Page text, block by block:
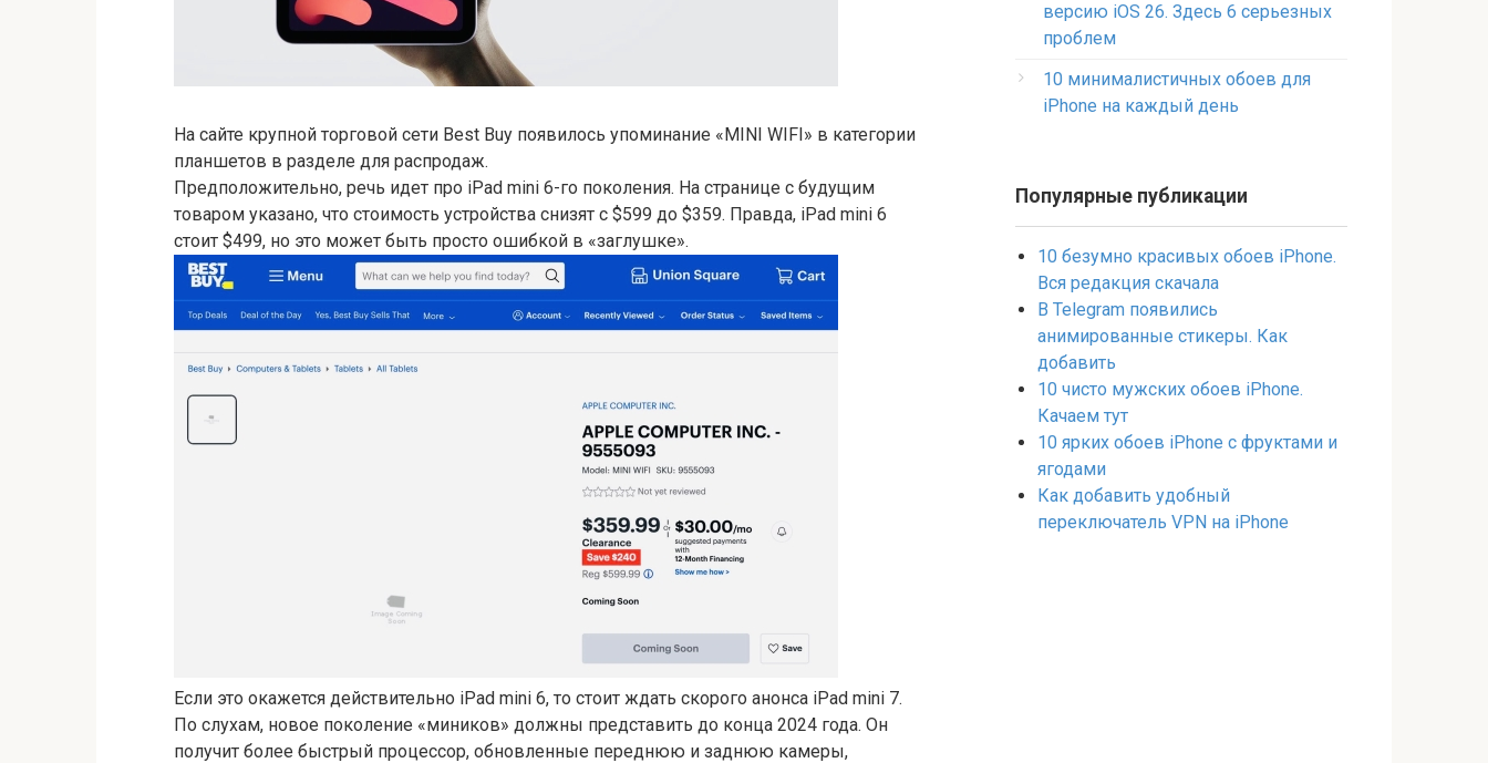
На сайте крупной торговой сети Best Buy появилось упоминание «MINI WIFI» в категории
планшетов в разделе для распродаж.
Предположительно, речь идет про iPad mini 6-го поколения. На странице с будущим
товаром указано, что стоимость устройства снизят с $599 до $359. Правда, iPad mini 6
стоит $499, но это может быть просто ошибкой в «заглушке».
Если это окажется действительно iPad mini 6, то стоит ждать скорого анонса iPad mini 7.
По слухам, новое поколение «миников» должны представить до конца 2024 года. Он
получит более быстрый процессор, обновленные переднюю и заднюю камеры,
версию iOS 26. Здесь 6 серьезных
проблем
10 минималистичных обоев для
iPhone на каждый день
Популярные публикации
10 безумно красивых обоев iPhone.
Вся редакция скачала
В Telegram появились
анимированные стикеры. Как
добавить
10 чисто мужских обоев iPhone.
Качаем тут
10 ярких обоев iPhone с фруктами и
ягодами
Как добавить удобный
переключатель VPN на iPhone